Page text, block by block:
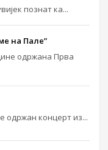
познат ка...
на Пале”
одржана Прва
одржан концерт из...